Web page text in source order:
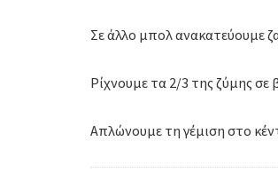
Σε άλλο μπολ ανακατεύουμε
Ρίχνουμε τα 2/3 της ζύμης
Απλώνουμε τη γέμιση στο